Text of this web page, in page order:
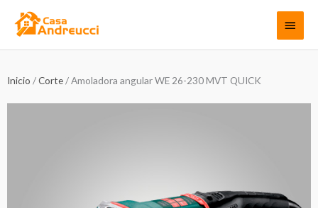
Menú
Inicio /Corte/ Amoladora angular WE 26-230 MVT QUICK